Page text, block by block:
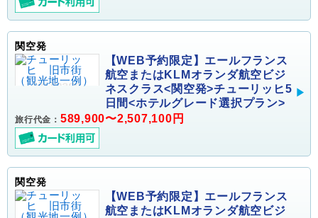
関空発
【WEB予約限定】エールフランス
航空またはKLMオランダ航空ビジ
ネスクラス<関空発>チューリッヒ5
日間<ホテルグレード選択プラン>
旅行代金： 589,900〜2,507,100円
関空発
【WEB予約限定】エールフランス
航空またはKLMオランダ航空ビジ